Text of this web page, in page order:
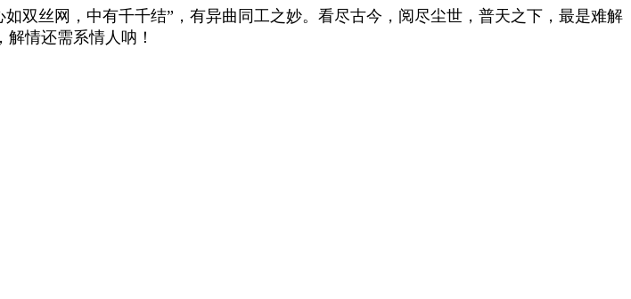
双丝网，中有千千结”，有异曲同工之妙。看尽古今，阅尽尘世，普天之下，最是难解
情还需系情人呐！